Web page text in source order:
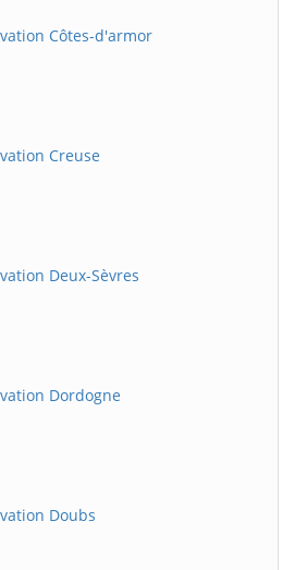
Côtes-d'armor
Creuse
Deux-Sèvres
Dordogne
Doubs